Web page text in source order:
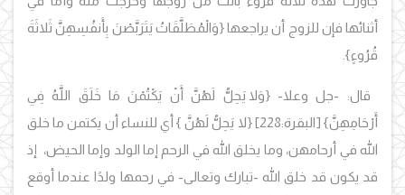
أثنائها فإن للزوج أن يراجعها{وَالْمُطَلَّقَاتُ يَتَرَبَّصْنَ بِأَنفُسِهِنَّ ثَلاثَةَ
قُرُوءٍ}
قال: -جل وعلا-{وَلا يَحِلُّ لَهُنَّ أَنْ يَكْتُمْنَ مَا خَلَقَ اللَّهُ فِي
أَرْحَامِهِنَّ}[البقرة:228] {لا يَحِلُّ لَهُنَّ }أي للنساء أن يكتمن ما خلق
الله في أرحامهن، وما يخلق الله في الرحم إما الولد وإما الحيض، إذ
قد يكون قد خلق الله -تبارك وتعالى- في رحمها ولدًا عندما أوقع